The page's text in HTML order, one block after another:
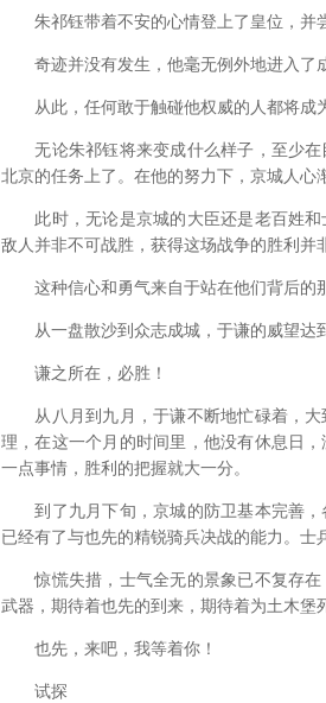
朱祁钰带着不安的心情登上了皇位，并尝
奇迹并没有发生，他毫无例外地进入了成
从此，任何敢于触碰他权威的人都将成为
无论朱祁钰将来变成什么样子，至少在
北京的任务上了。在他的努力下，京城人心
此时，无论是京城的大臣还是老百姓和
敌人并非不可战胜，获得这场战争的胜利并
这种信心和勇气来自于站在他们背后的
从一盘散沙到众志成城，于谦的威望达到
谦之所在，必胜！
从八月到九月，于谦不断地忙碌着，大
理，在这一个月的时间里，他没有休息日
一点事情，胜利的把握就大一分。
到了九月下旬，京城的防卫基本完善，
已经有了与也先的精锐骑兵决战的能力。士
惊慌失措，士气全无的景象已不复存在
武器，期待着也先的到来，期待着为土木堡
也先，来吧，我等着你！
试探